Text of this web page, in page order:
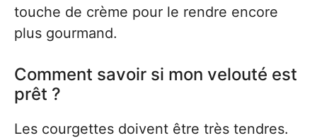
touche de crème pour le rendre encore
plus gourmand.
Comment savoir si mon velouté est
prêt ?
Les courgettes doivent être très tendres.